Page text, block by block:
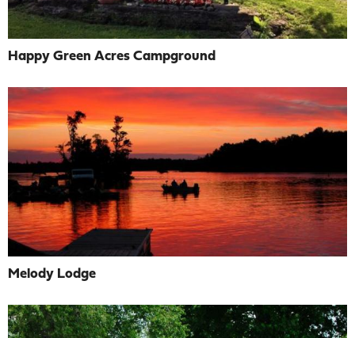
Happy Green Acres Campground
Melody Lodge